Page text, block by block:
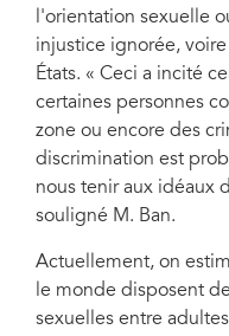
l'orientation sexuelle
injustice ignorée,
États. « Ceci a incité
certaines personnes
zone ou encore des
discrimination est
nous tenir aux idéaux
souligné M. Ban.
Actuellement, on
le monde disposent
sexuelles entre